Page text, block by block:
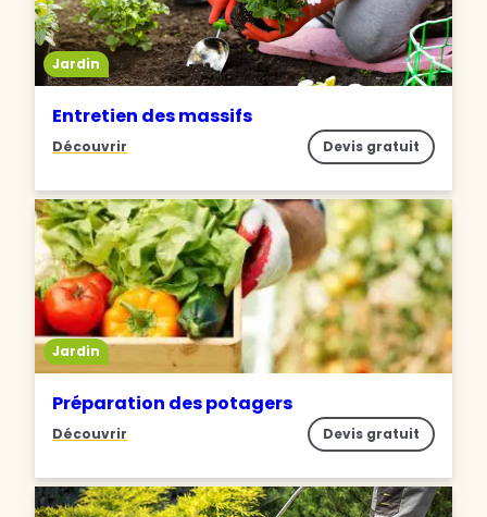
Jardin
Entretien des massifs
Découvrir Devis gratuit
Jardin
Préparation des potagers
Découvrir Devis gratuit